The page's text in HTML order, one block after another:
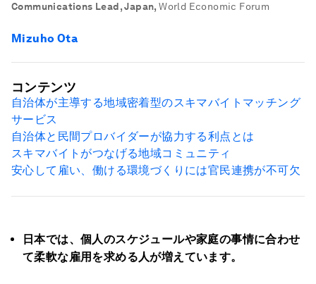
Communications Lead, Japan, World Economic Forum
Mizuho Ota
日本では、個人のスケジュールや家庭の事情に合わせ
て柔軟な雇用を求める人が増えています。
コンテンツ
自治体が主導する地域密着型のスキマバイトマッチング
サービス
自治体と民間プロバイダーが協力する利点とは
スキマバイトがつなげる地域コミュニティ
安心して雇い、働ける環境づくりには官民連携が不可欠